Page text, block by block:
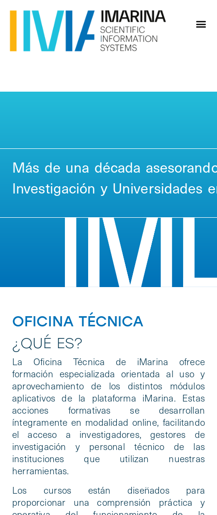
Más de una década
Investigación y Universidades
OFICINA TÉCNICA
¿QUÉ ES?
La Oficina Técnica de iMarina ofrece
formación especializada orientada al uso y
aprovechamiento de los distintos módulos
aplicativos de la plataforma iMarina. Estas
acciones formativas se desarrollan
íntegramente en modalidad online, facilitando
el acceso a investigadores, gestores de
investigación y personal técnico de las
instituciones que utilizan nuestras
herramientas.
Los cursos están diseñados para
proporcionar una comprensión práctica y